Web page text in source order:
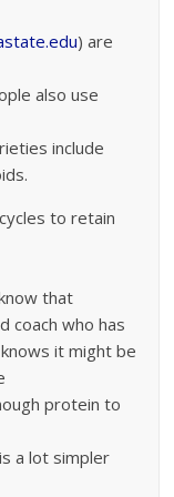
) are
also use
include
to retain
that
coach who has
it might be
protein to
a lot simpler